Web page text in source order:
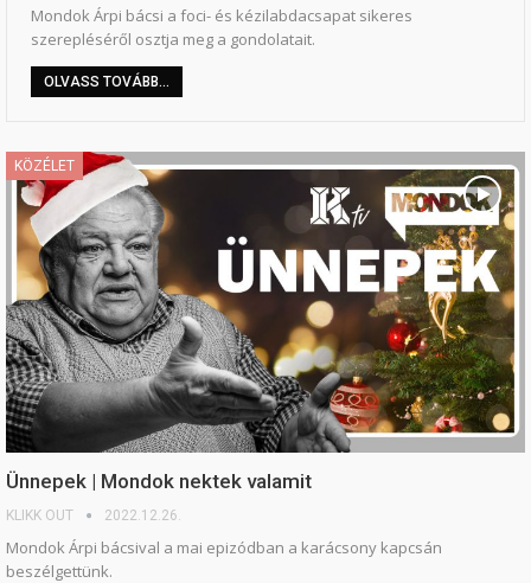
Mondok Árpi bácsi a foci- és kézilabdacsapat sikeres
szerepléséről osztja meg a gondolatait.
OLVASS TOVÁBB...
KÖZÉLET
Ünnepek | Mondok nektek valamit
KLIKK OUT 2022.12.26.
Mondok Árpi bácsival a mai epizódban a karácsony kapcsán
beszélgettünk.